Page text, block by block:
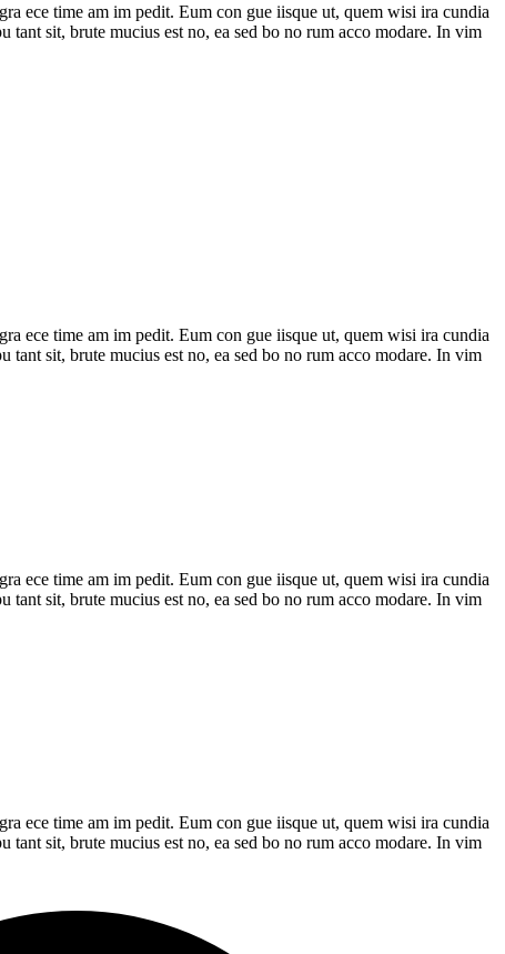
ece time am im pedit. Eum con gue iisque ut, quem wisi ira cundia
sit, brute mucius est no, ea sed bo no rum acco modare. In vim
ece time am im pedit. Eum con gue iisque ut, quem wisi ira cundia
sit, brute mucius est no, ea sed bo no rum acco modare. In vim
ece time am im pedit. Eum con gue iisque ut, quem wisi ira cundia
sit, brute mucius est no, ea sed bo no rum acco modare. In vim
ece time am im pedit. Eum con gue iisque ut, quem wisi ira cundia
sit, brute mucius est no, ea sed bo no rum acco modare. In vim